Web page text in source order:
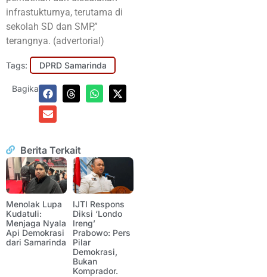
infrastukturnya, terutama di
sekolah SD dan SMP,”
terangnya. (advertorial)
Tags: DPRD Samarinda
Bagikan:
Berita Terkait
Menolak Lupa
Kudatuli:
Menjaga Nyala
Api Demokrasi
dari Samarinda
IJTI Respons
Diksi ‘Londo
Ireng’
Prabowo: Pers
Pilar
Demokrasi,
Bukan
Komprador.